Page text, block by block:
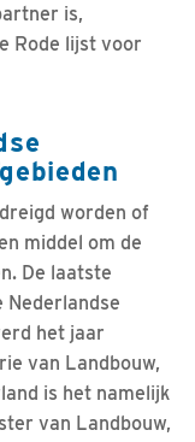
is,
Rode lijst voor
worden of
middel om de
De laatste
Nederlandse
het jaar
van Landbouw,
is het namelijk
van Landbouw,